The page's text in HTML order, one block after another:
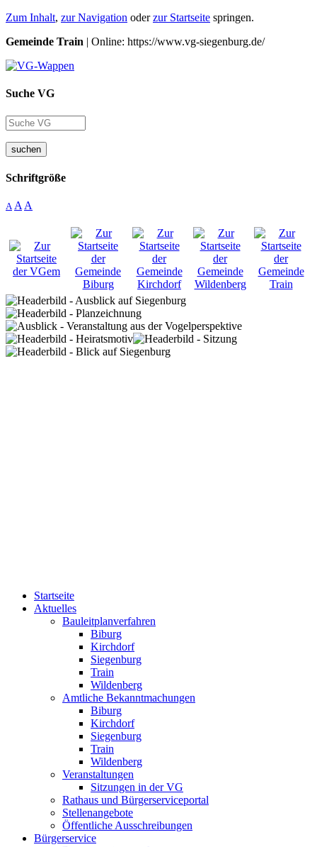
Zum Inhalt, zur Navigation oderzur Startseite springen.
Gemeinde Train | Online: https://www.vg-siegenburg.de/
Suche VG
suchen
Schriftgröße
A A A
Startseite
Aktuelles
Bauleitplanverfahren
Biburg
Kirchdorf
Siegenburg
Train
Wildenberg
Amtliche Bekanntmachungen
Biburg
Kirchdorf
Siegenburg
Train
Wildenberg
Veranstaltungen
Sitzungen in der VG
Rathaus und Bürgerserviceportal
Stellenangebote
Öffentliche Ausschreibungen
Bürgerservice